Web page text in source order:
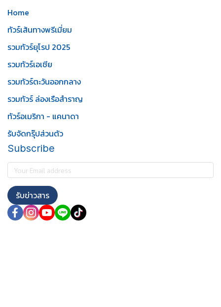
Home
ทัวร์เส้นทางพรีเมี่ยม
รวมทัวร์ยุโรป 2025
รวมทัวร์เอเชีย
รวมทัวร์ตะวันออกกลาง
รวมทัวร์ ล่องเรือสำราญ
ทัวร์อเมริกา - แคนาดา
รับจัดกรุ๊ปส่วนตัว
Subscribe
รับข่าวสาร